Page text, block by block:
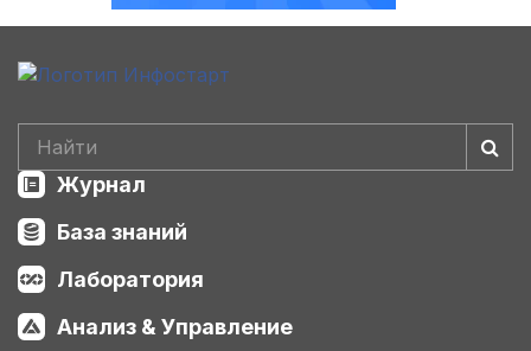
Журнал
База знаний
Лаборатория
Анализ & Управление